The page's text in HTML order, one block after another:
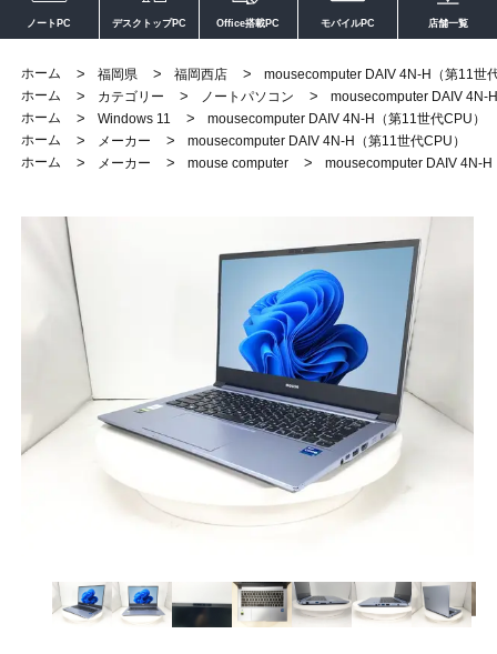
ノートPC デスクトップPC Office搭載PC モバイルPC 店舗一覧
ホーム > 福岡県 > 福岡西店 >
mousecomputer DAIV 4N-H（第11世
ホーム
> カテゴリー > ノートパソコン >
mousecomputer DAIV 4N-
ホーム
> Windows 11 >
mousecomputer DAIV 4N-H（第11世代CPU）
ホーム
> メーカー >
mousecomputer DAIV 4N-H（第11世代CPU）
ホーム
> メーカー > mouse computer > mousecomputer DAIV 4N-